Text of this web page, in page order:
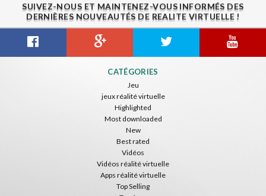
SUIVEZ-NOUS ET MAINTENEZ-VOUS INFORMÉS DES
DERNIÈRES NOUVEAUTÉS DE REALITE VIRTUELLE !
CATÉGORIES
Jeu
jeux réalité virtuelle
Highlighted
Most downloaded
New
Best rated
Vidéos
Vidéos réalité virtuelle
Apps réalité virtuelle
Top Selling